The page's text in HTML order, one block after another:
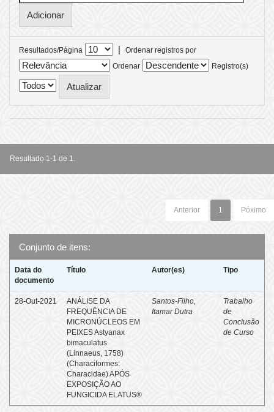
Resultados/Página |
Ordenar registros por
Ordenar
Registro(s)
Resultado 1-1 de 1.
Anterior 1 Póximo
Conjunto de itens:
Data do
documento
Título Autor(es) Tipo
28-Out-2021
ANÁLISE DA
FREQUÊNCIA DE
MICRONÚCLEOS EM
PEIXES Astyanax
bimaculatus
(Linnaeus, 1758)
(Characiformes:
Characidae) APÓS
EXPOSIÇÃO AO
FUNGICIDA ELATUS®
Santos-Filho,
Itamar Dutra
Trabalho
de
Conclusão
de Curso